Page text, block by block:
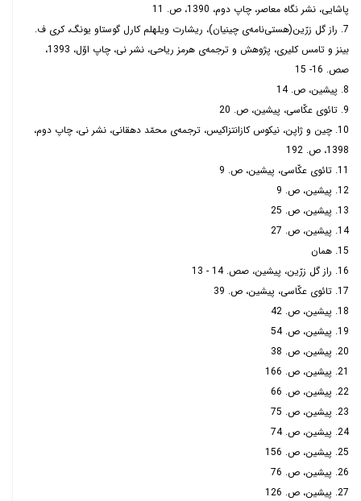
پاشایی، نشر نگاه معاصر، چاپ دوم، 1390، ص. 11
7. راز گل زرّین(هستی­‌نامه‌­ی چینیان)، ریشارت ویلهلم کارل گوستاو یونگ، کری ف.
بینز و تامس کلیری، پژوهش و ترجمه­‌ی هرمز ریاحی، نشر نی، چاپ اوّل، 1393،
صص. 16- 15
8. پیشین، ص. 14
9. تائوی عکّاسی، پیشین، ص. 20
10. چین و ژاپن، نیکوس کازانتزاکیس، ترجمه­‌ی محمّد دهقانی، نشر نی، چاپ دوم،
1398، ص. 192
11. تائوی عکّاسی، پیشین، ص. 9
12. پیشین، ص. 9
13. پیشین، ص. 25
14. پیشین، ص. 27
15. همان
16. راز گل زرّین، پیشین، صص. 14 - 13
17. تائوی عکّاسی، پیشین، ص. 39
18. پیشین، ص. 42
19. پیشین، ص. 54
20. پیشین، ص. 38
21. پیشین، ص. 166
22. پیشین، ص. 66
23. پیشین، ص. 75
24. پیشین، ص. 74
25. پیشین، ص. 156
26. پیشین، ص. 76
27. پیشین، ص. 126